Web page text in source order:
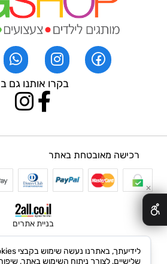
בקרו אותנו גם
רכישה מאובטחת באתר
בניית אתרים
✕
שלישיים, לצורך ניתוח השימוש באתר,